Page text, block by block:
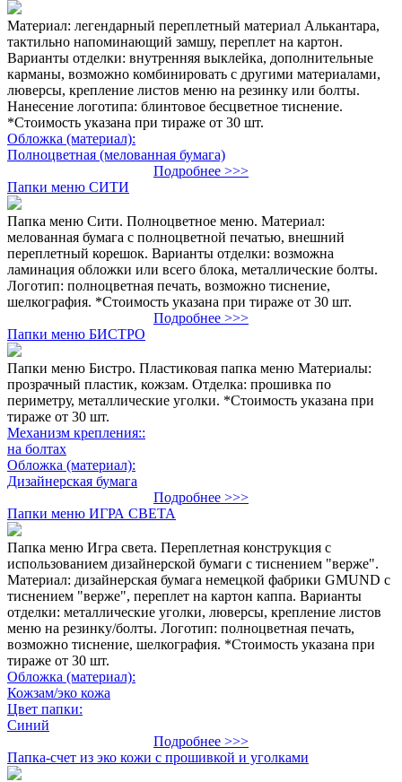
Материал: легендарный переплетный материал Алькантара,
тактильно напоминающий замшу, переплет на картон.
Варианты отделки: внутренняя выклейка, дополнительные
карманы, возможно комбинировать с другими материалами,
люверсы, крепление листов меню на резинку или болты.
Нанесение логотипа: блинтовое бесцветное тиснение.
*Стоимость указана при тираже от 30 шт.
Обложка (материал):
Полноцветная (мелованная бумага)
Подробнее >>>
Папки меню СИТИ
Папка меню Сити. Полноцветное меню. Материал:
мелованная бумага с полноцветной печатью, внешний
переплетный корешок. Варианты отделки: возможна
ламинация обложки или всего блока, металлические болты.
Логотип: полноцветная печать, возможно тиснение,
шелкография. *Стоимость указана при тираже от 30 шт.
Подробнее >>>
Папки меню БИСТРО
Папки меню Бистро. Пластиковая папка меню Материалы:
прозрачный пластик, кожзам. Отделка: прошивка по
периметру, металлические уголки. *Стоимость указана при
тираже от 30 шт.
Механизм крепления::
на болтах
Обложка (материал):
Дизайнерская бумага
Подробнее >>>
Папки меню ИГРА СВЕТА
Папка меню Игра света. Переплетная конструкция с
использованием дизайнерской бумаги с тиснением "верже".
Материал: дизайнерская бумага немецкой фабрики GMUND с
тиснением "верже", переплет на картон каппа. Варианты
отделки: металлические уголки, люверсы, крепление листов
меню на резинку/болты. Логотип: полноцветная печать,
возможно тиснение, шелкография. *Стоимость указана при
тираже от 30 шт.
Обложка (материал):
Кожзам/эко кожа
Цвет папки:
Синий
Подробнее >>>
Папка-счет из эко кожи с прошивкой и уголками